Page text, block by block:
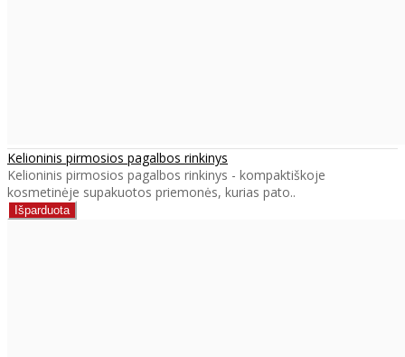
Kelioninis pirmosios pagalbos rinkinys
Kelioninis pirmosios pagalbos rinkinys - kompaktiškoje
kosmetinėje supakuotos priemonės, kurias pato..